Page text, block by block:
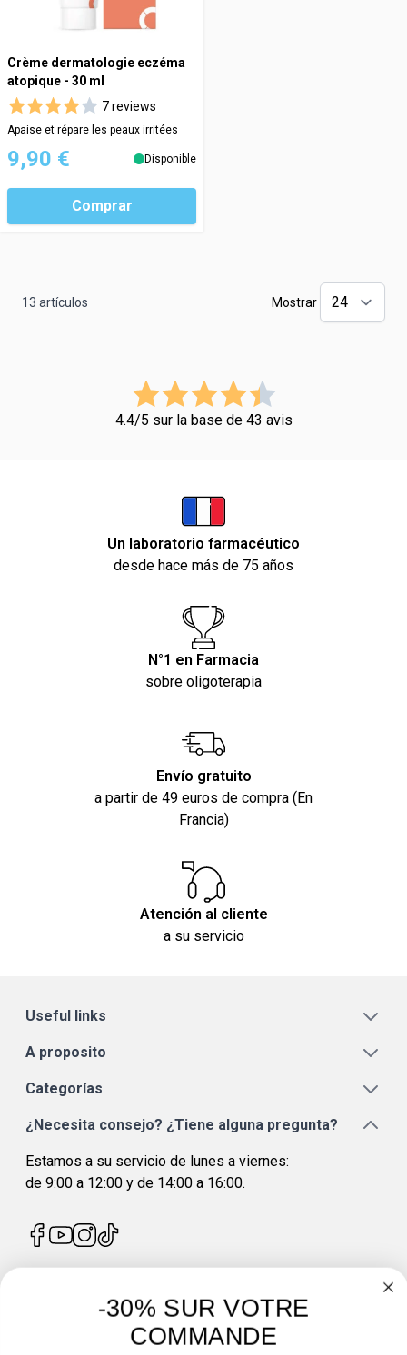
Crème dermatologie eczéma
atopique - 30 ml
7 reviews
Apaise et répare les peaux irritées
9,90 € Disponible
Comprar
13 artículos Mostrar
4.4/5 sur la base de 43 avis
Un laboratorio farmacéutico
desde hace más de 75 años
N°1 en Farmacia
sobre oligoterapia
Envío gratuito
a partir de 49 euros de compra (En
Francia)
Atención al cliente
a su servicio
Useful links
A proposito
Categorías
¿Necesita consejo? ¿Tiene alguna pregunta?
Estamos a su servicio de lunes a viernes:
de 9:00 a 12:00 y de 14:00 a 16:00.
4.7/5
-30% SUR VOTRE
COMMANDE